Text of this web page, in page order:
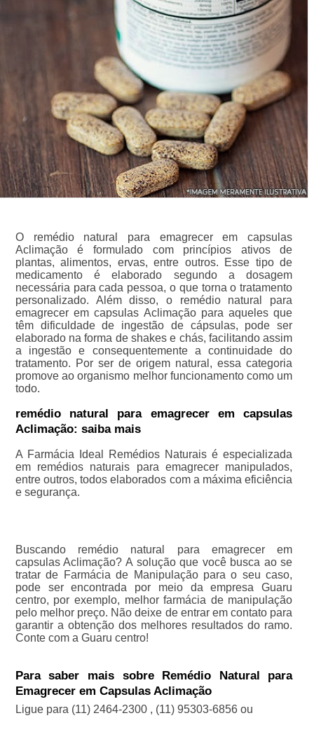
O remédio natural para emagrecer em capsulas
Aclimação é formulado com princípios ativos de
plantas, alimentos, ervas, entre outros. Esse tipo de
medicamento é elaborado segundo a dosagem
necessária para cada pessoa, o que torna o tratamento
personalizado. Além disso, o remédio natural para
emagrecer em capsulas Aclimação para aqueles que
têm dificuldade de ingestão de cápsulas, pode ser
elaborado na forma de shakes e chás, facilitando assim
a ingestão e consequentemente a continuidade do
tratamento. Por ser de origem natural, essa categoria
promove ao organismo melhor funcionamento como um
todo.
remédio natural para emagrecer em capsulas
Aclimação: saiba mais
A Farmácia Ideal Remédios Naturais é especializada
em remédios naturais para emagrecer manipulados,
entre outros, todos elaborados com a máxima eficiência
e segurança.
Buscando remédio natural para emagrecer em
capsulas Aclimação? A solução que você busca ao se
tratar de Farmácia de Manipulação para o seu caso,
pode ser encontrada por meio da empresa Guaru
centro, por exemplo, melhor farmácia de manipulação
pelo melhor preço. Não deixe de entrar em contato para
garantir a obtenção dos melhores resultados do ramo.
Conte com a Guaru centro!
Para saber mais sobre Remédio Natural para
Emagrecer em Capsulas Aclimação
Ligue para (11) 2464-2300 , (11) 95303-6856 ou